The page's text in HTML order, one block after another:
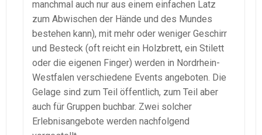
manchmal auch nur aus einem einfachen Latz
zum Abwischen der Hände und des Mundes
bestehen kann), mit mehr oder weniger Geschirr
und Besteck (oft reicht ein Holzbrett, ein Stilett
oder die eigenen Finger) werden in Nordrhein-
Westfalen verschiedene Events angeboten. Die
Gelage sind zum Teil öffentlich, zum Teil aber
auch für Gruppen buchbar. Zwei solcher
Erlebnisangebote werden nachfolgend